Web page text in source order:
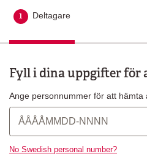
1 Aktuellt steg
Deltagare
Fyll i dina uppgifter för
Ange personnummer för att hämta
No Swedish personal number?